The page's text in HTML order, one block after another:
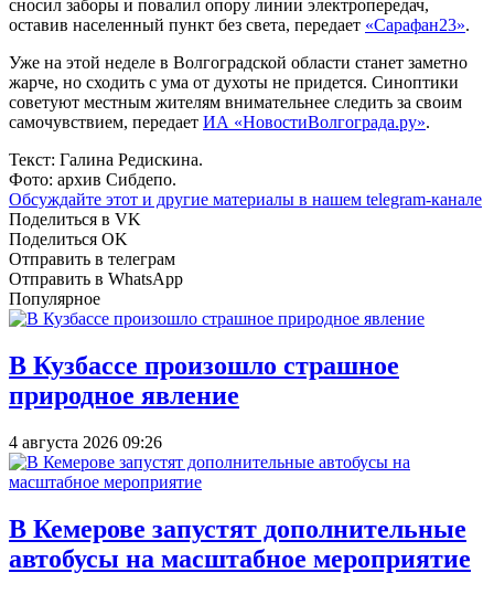
сносил заборы и повалил опору линии электропередач,
оставив населенный пункт без света, передает «Сарафан23».
Уже на этой неделе в Волгоградской области станет заметно
жарче, но сходить с ума от духоты не придется. Синоптики
советуют местным жителям внимательнее следить за своим
самочувствием, передает ИА «НовостиВолгограда.ру».
Текст: Галина Редискина.
Фото: архив Сибдепо.
Обсуждайте этот и другие материалы в нашем telegram-канале
Поделиться в VK
Поделиться OK
Отправить в телеграм
Отправить в WhatsApp
Популярное
В Кузбассе произошло страшное
природное явление
4 августа 2026 09:26
В Кемерове запустят дополнительные
автобусы на масштабное мероприятие